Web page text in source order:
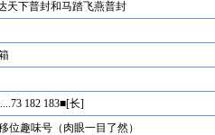
天下普封和马踏飞燕普封
182 183■[长]
趣味号（肉眼一目了然）